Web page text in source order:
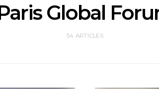
Global
54 ARTICLES